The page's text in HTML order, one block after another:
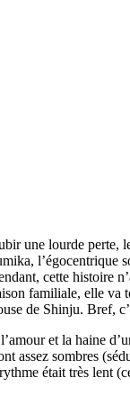
une lourde perte,
l’égocentrique
cette
familiale, elle
de Shinju. Bref,
et la haine
assez sombres
était très lent